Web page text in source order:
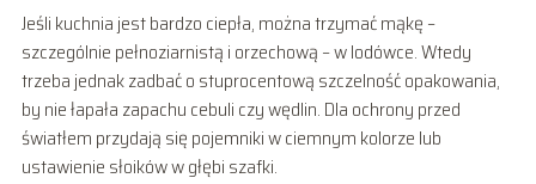
Jeśli kuchnia jest bardzo ciepła, można trzymać mąkę –
szczególnie pełnoziarnistą i orzechową – w lodówce. Wtedy
trzeba jednak zadbać o stuprocentową szczelność opakowania,
by nie łapała zapachu cebuli czy wędlin. Dla ochrony przed
światłem przydają się pojemniki w ciemnym kolorze lub
ustawienie słoików w głębi szafki.